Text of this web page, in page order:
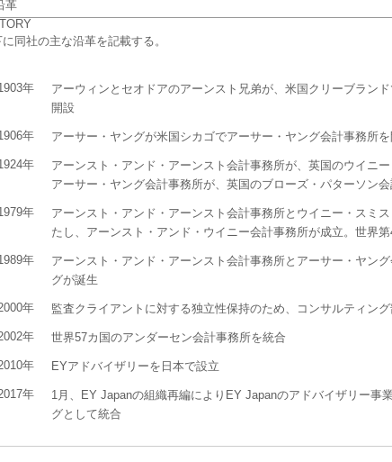
同社の主な沿革を記載する。
年
アーウィンとセオドアのアーンスト兄弟が、米国クリーブラン
開設
年 アーサー・ヤングが米国シカゴでアーサー・ヤング会計事務所
年
アーンスト・アンド・アーンスト会計事務所が、英国のウイニ
アーサー・ヤング会計事務所が、英国のブローズ・パターソン
年
アーンスト・アンド・アーンスト会計事務所とウイニー・スミ
たし、アーンスト・アンド・ウイニー会計事務所が成立。世界
年
アーンスト・アンド・アーンスト会計事務所とアーサー・ヤン
グが誕生
年 監査クライアントに対する独立性保持のため、コンサルティン
年 世界57カ国のアンダーセン会計事務所を統合
年 EYアドバイザリーを日本で設立
年
1月、EY Japanの組織再編によりEY Japanのアドバイザリー事
グとして統合